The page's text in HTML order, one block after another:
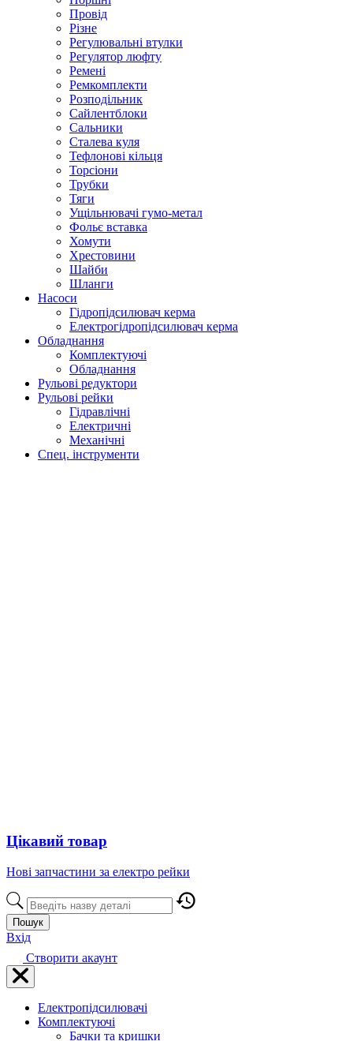
Провід
Різне
Регулювальні втулки
Регулятор люфту
Ремені
Ремкомплекти
Розподільник
Сайлентблоки
Сальники
Сталева куля
Тефлонові кільця
Торсіони
Трубки
Тяги
Ущільнювачі гумо-метал
Фольє вставка
Хомути
Хрестовини
Шайби
Шланги
Насоси
Гідропідсилювач керма
Електрогідропідсилювач керма
Обладнання
Комплектуючі
Обладнання
Рульові редуктори
Рульові рейки
Гідравлічні
Електричні
Механічні
Спец. інструменти
Цікавий товар
Нові запчастини за електро рейки
Пошук
Вхід
Створити акаунт
Електропідсилювачі
Комплектуючі
Бачки та кришки